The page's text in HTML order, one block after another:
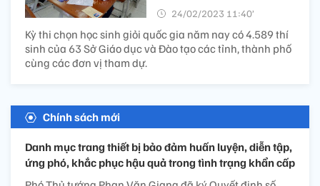
24/02/2023 11:40’
Kỳ thi chọn học sinh giỏi quốc gia năm nay có 4.589 thí
sinh của 63 Sở Giáo dục và Đào tạo các tỉnh, thành phố
cùng các đơn vị tham dự.
Chính sách mới
Danh mục trang thiết bị bảo đảm huấn luyện, diễn tập,
ứng phó, khắc phục hậu quả trong tình trạng khẩn cấp